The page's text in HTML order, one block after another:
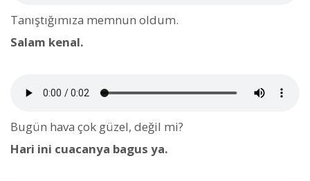
Tanıştığımıza memnun oldum.
Salam kenal.
Bugün hava çok güzel, değil mi?
Hari ini cuacanya bagus ya.